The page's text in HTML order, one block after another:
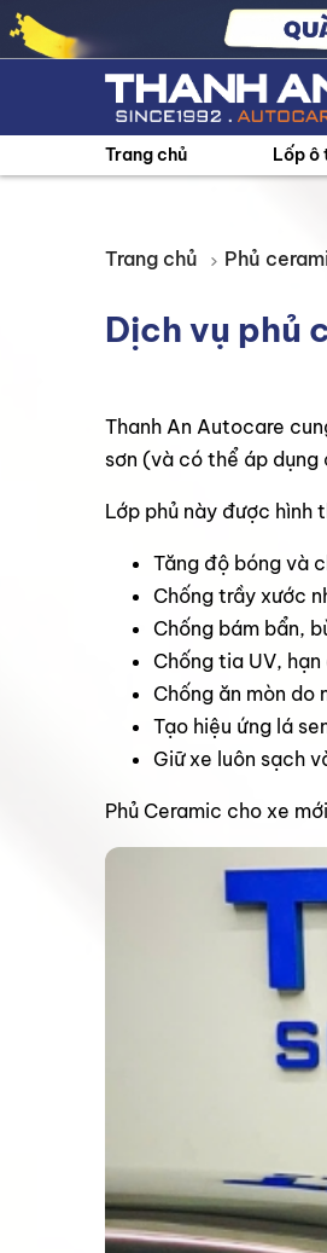
Trang chủ Lốp ô
Trang chủ Phủ
Dịch vụ phủ
Thanh An Autocare
sơn (và có thể áp
Lớp phủ này được hình
Tăng độ bóng và
Chống trầy xước
Chống bám bẩn,
Chống tia UV,
Chống ăn mòn do
Tạo hiệu ứng lá
Giữ xe luôn sạch
Phủ Ceramic cho xe